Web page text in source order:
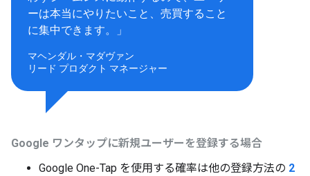
ーは本当にやりたいこと、売買すること
に集中できます。」
マヘンダル・マダヴァン
リード プロダクト マネージャー
Google ワンタップに新規ユーザーを登録する場合
Google One-Tap を使用する確率は他の登録方法の 2